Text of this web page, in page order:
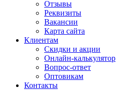
Отзывы
Реквизиты
Вакансии
Карта сайта
Клиентам
Скидки и акции
Онлайн-калькулятор
Вопрос-ответ
Оптовикам
Контакты